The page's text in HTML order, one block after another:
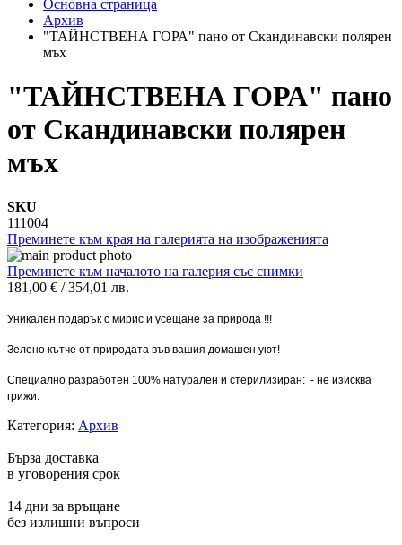
Основна страница
Архив
"ТАЙНСТВЕНА ГОРА" пано от Скандинавски полярен
мъх
"ТАЙНСТВЕНА ГОРА" пано
от Скандинавски полярен
мъх
SKU
111004
Преминете към края на галерията на изображенията
Преминете към началото на галерия със снимки
181,00 € /354,01 лв.
Уникален подарък с мирис и усещане за природа !!!
Зелено кътче от природата във вашия домашен уют!
Специално разработен 100% натурален и стерилизиран: - не изисква
грижи.
Категория: Архив
Бърза доставка
в уговорения срок
14 дни за връщане
без излишни въпроси